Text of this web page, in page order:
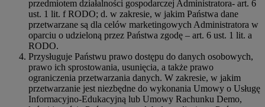
przedmiotem działalności gospodarczej Administratora- art. 6
ust. 1 lit. f RODO; d. w zakresie, w jakim Państwa dane
przetwarzane są dla celów marketingowych Administratora w
oparciu o udzieloną przez Państwa zgodę – art. 6 ust. 1 lit. a
RODO.
Przysługuje Państwu prawo dostępu do danych osobowych,
prawo ich sprostowania, usunięcia, a także prawo
ograniczenia przetwarzania danych. W zakresie, w jakim
przetwarzanie jest niezbędne do wykonania Umowy o Usługę
Informacyjno-Edukacyjną lub Umowy Rachunku Demo,